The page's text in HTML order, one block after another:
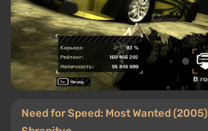
Need for Speed: Most Wanted (2005)